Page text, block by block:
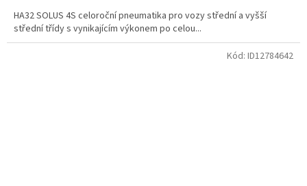
HA32 SOLUS 4S celoroční pneumatika pro vozy střední a vyšší
střední třídy s vynikajícím výkonem po celou...
Kód: ID12784642